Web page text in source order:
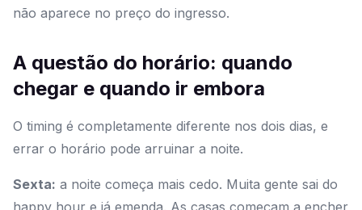
não aparece no preço do ingresso.
A questão do horário: quando
chegar e quando ir embora
O timing é completamente diferente nos dois dias, e
errar o horário pode arruinar a noite.
Sexta: a noite começa mais cedo. Muita gente sai do